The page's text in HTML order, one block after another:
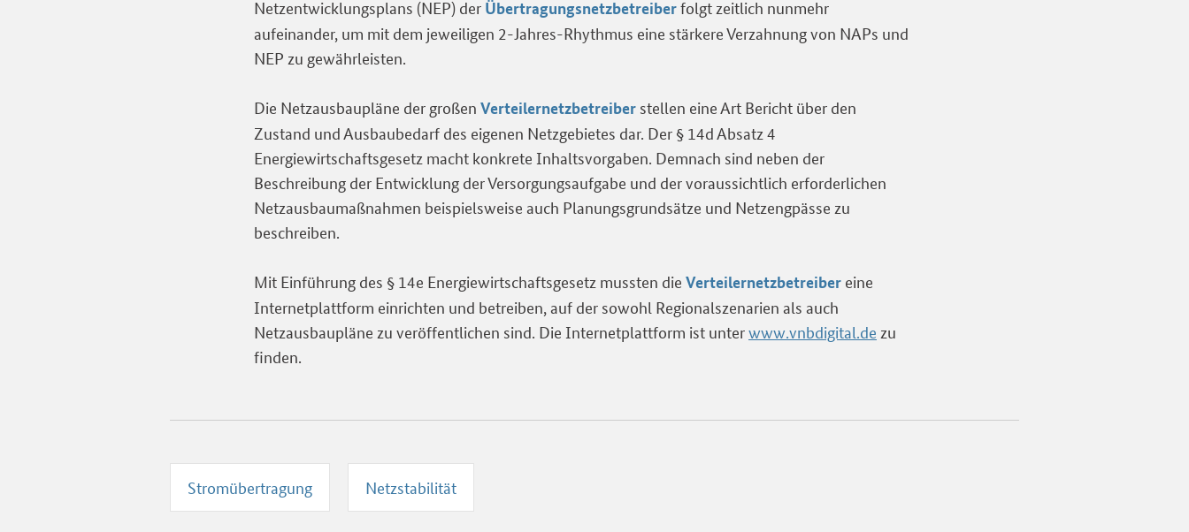
Netzentwicklungsplans (NEP) der Übertragungsnetzbetreiberfolgt zeitlich nunmehr
aufeinander, um mit dem jeweiligen 2-Jahres-Rhythmus eine stärkere Verzahnung von NAPs und
NEP zu gewährleisten.
Die Netzausbaupläne der großen Verteilernetzbetreiber stellen eine Art Bericht über den
Zustand und Ausbaubedarf des eigenen Netzgebietes dar. Der § 14d Absatz 4
Energiewirtschaftsgesetz macht konkrete Inhaltsvorgaben. Demnach sind neben der
Beschreibung der Entwicklung der Versorgungsaufgabe und der voraussichtlich erforderlichen
Netzausbaumaßnahmen beispielsweise auch Planungsgrundsätze und Netzengpässe zu
beschreiben.
Mit Einführung des § 14e Energiewirtschaftsgesetz mussten die Verteilernetzbetreiber eine
Internetplattform einrichten und betreiben, auf der sowohl Regionalszenarien als auch
Netzausbaupläne zu veröffentlichen sind. Die Internetplattform ist unterwww.vnbdigital.de zu
finden.
Stromübertragung Netzstabilität